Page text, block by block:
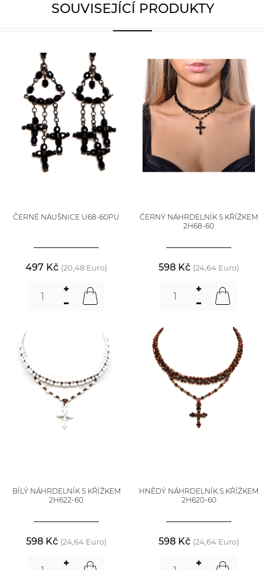
SOUVISEJÍCÍ PRODUKTY
ČERNÉ NÁUŠNICE U68-60PU
497 Kč (20,48 Euro)
ČERNÝ NÁHRDELNÍK S KŘÍŽKEM
2H68-60
598 Kč (24,64 Euro)
BÍLÝ NÁHRDELNÍK S KŘÍŽKEM
2H622-60
598 Kč (24,64 Euro)
HNĚDÝ NÁHRDELNÍK S KŘÍŽKEM
2H620-60
598 Kč (24,64 Euro)